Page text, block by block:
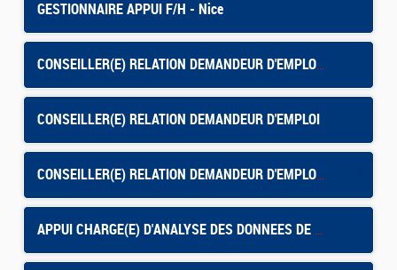
GESTIONNAIRE APPUI F/H - Nice
CONSEILLER(E) RELATION DEMANDEUR D'EMPLOI - OLORON SAINTE MARIE
CONSEILLER(E) RELATION DEMANDEUR D'EMPLOI
CONSEILLER(E) RELATION DEMANDEUR D'EMPLOI - Montpellier Mas de Grille
APPUI CHARGE(E) D'ANALYSE DES DONNEES DE PILOTAGE - CONTRAT APPRENTISSAGE